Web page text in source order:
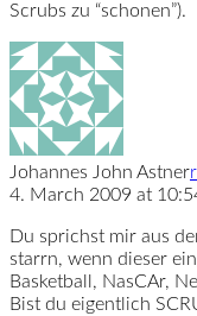
Scrubs zu “schonen”).
Johannes John Astner
4. March 2009 at
Du sprichst mir aus
starrn, wenn dieser
Basketball, NasCAr,
Bist du eigentlich